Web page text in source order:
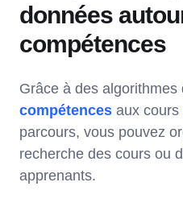
données
compétences
Grâce à des
compétences aux cours
parcours, vous pouvez
recherche des cours ou
apprenants.